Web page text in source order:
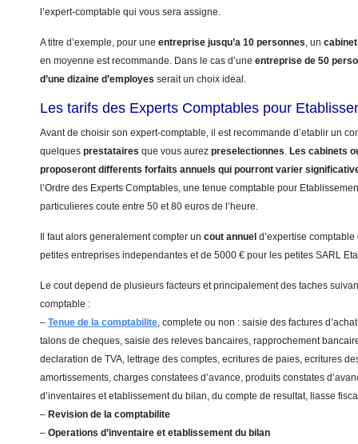
l’expert-comptable qui vous sera assigne.
A titre d’exemple, pour une entreprise jusqu’a 10 personnes, un
en moyenne est recommande. Dans le cas d’une entreprise de 50
d’une dizaine d’employes serait un choix ideal.
Les tarifs des Experts Comptables pour
Avant de choisir son expert-comptable, il est recommande d’etablir un
quelques prestataires que vous aurez preselectionnes. Les cabinets
proposeront differents forfaits annuels qui pourront varier
l’Ordre des Experts Comptables, une tenue comptable pour
particulieres coute entre 50 et 80 euros de l’heure.
Il faut alors generalement compter un cout annuel d’expertise
petites entreprises independantes et de 5000 € pour les petites SARL
Le cout depend de plusieurs facteurs et principalement des taches
comptable :
– Tenue de la comptabilite, complete ou non : saisie des factures
talons de cheques, saisie des releves bancaires, rapprochement
declaration de TVA, lettrage des comptes, ecritures de paies, ecritures
amortissements, charges constatees d’avance, produits constates
d’inventaires et etablissement du bilan, du compte de resultat, liasse
– Revision de la comptabilite
– Operations d’inventaire et etablissement du bilan